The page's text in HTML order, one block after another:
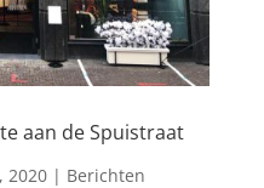
aan de Spuistraat
2020| Berichten